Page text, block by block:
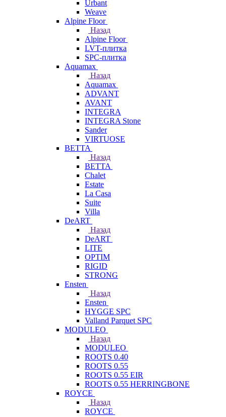
Urbant
Weave
Alpine Floor
Назад
Alpine Floor
LVT-плитка
SPC-плитка
Aquamax
Назад
Aquamax
ADVANT
AVANT
INTEGRA
INTEGRA Stone
Sander
VIRTUOSE
BETTA
Назад
BETTA
Chalet
Estate
La Casa
Suite
Villa
DeART
Назад
DeART
LITE
OPTIM
RIGID
STRONG
Ensten
Назад
Ensten
HYGGE SPC
Valland Parquet SPC
MODULEO
Назад
MODULEO
ROOTS 0.40
ROOTS 0.55
ROOTS 0.55 EIR
ROOTS 0.55 HERRINGBONE
ROYCE
Назад
ROYCE